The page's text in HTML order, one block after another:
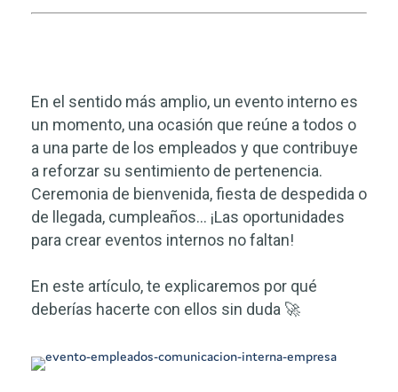
En el sentido más amplio, un evento interno es
un momento, una ocasión que reúne a todos o
a una parte de los empleados y que contribuye
a reforzar su sentimiento de pertenencia.
Ceremonia de bienvenida, fiesta de despedida o
de llegada, cumpleaños… ¡Las oportunidades
para crear eventos internos no faltan!
En este artículo, te explicaremos por qué
deberías hacerte con ellos sin duda 🚀